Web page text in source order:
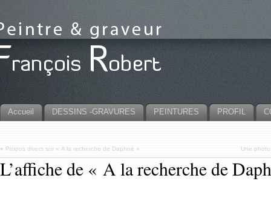
Accueil DESSINS -GRAVURES PEINTURES PROFIL
« Propos divers sur « A la recherche de Daphné » Une
L’affiche de « A la recherche de